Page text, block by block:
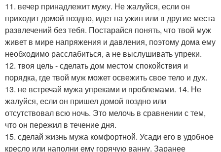
11. вечер принадлежит мужу. Не жалуйся, если он
приходит домой поздно, идет на ужин или в другие места
развлечений без тебя. Постарайся понять, что твой муж
живет в мире напряжения и давления, поэтому дома ему
необходимо расслабиться, а не выслушивать упреки.
12. твоя цель - сделать дом местом спокойствия и
порядка, где твой муж может освежить свое тело и дух.
13. не встречай мужа упреками и проблемами. 14. Не
жалуйся, если он пришел домой поздно или
отсутствовал всю ночь. Это мелочь в сравнении с тем,
что он пережил в течение дня.
15. сделай жизнь мужа комфортной. Усади его в удобное
кресло или наполни ему горячую ванну. Заранее